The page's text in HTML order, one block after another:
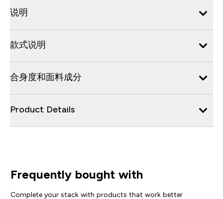
说明
款式说明
合身度和面料成分
Product Details
Frequently bought with
Complete your stack with products that work better